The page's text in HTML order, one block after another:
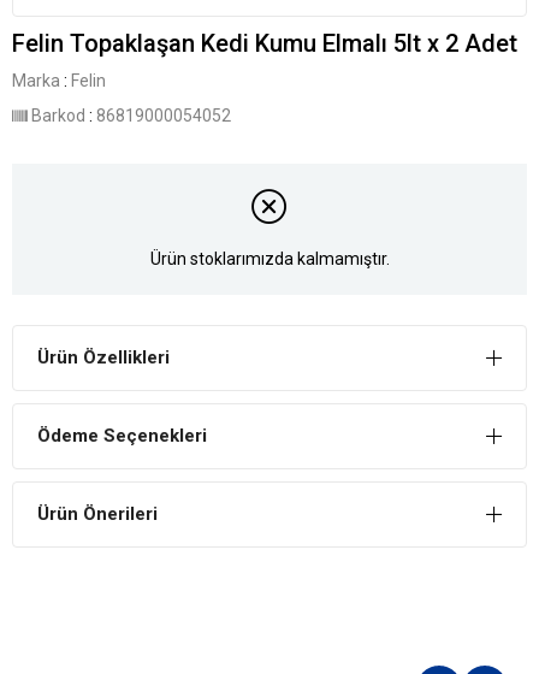
Felin Topaklaşan Kedi Kumu Elmalı 5lt x 2 Adet
Marka : Felin
Barkod : 86819000054052
Ürün stoklarımızda kalmamıştır.
Ürün Özellikleri
Ödeme Seçenekleri
Ürün Önerileri